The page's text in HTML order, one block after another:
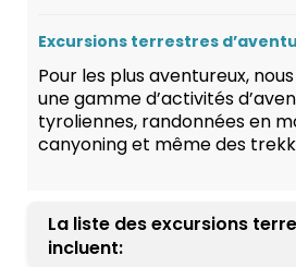
Excursions terrestres
Pour les plus aventureux,
une gamme d’activités
tyroliennes, randonnées en
canyoning et même des
La liste des excursions
incluent: